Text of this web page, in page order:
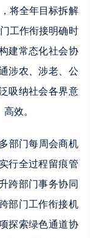
将全年目标拆解
工作衔接明确时
建常态化社会协
涉农、涉老、公
吸纳社会各界意
效。
部门每周会商机
行全过程留痕管
跨部门事务协同
部门工作衔接机
探索绿色通道协